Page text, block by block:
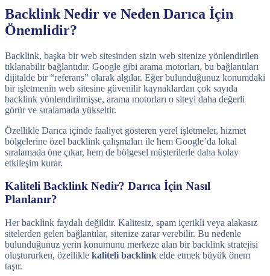
Backlink Nedir ve Neden Darıca İçin
Önemlidir?
Backlink, başka bir web sitesinden sizin web sitenize yönlendirilen
tıklanabilir bağlantıdır. Google gibi arama motorları, bu bağlantıları
dijitalde bir “referans” olarak algılar. Eğer bulunduğunuz konumdaki
bir işletmenin web sitesine güvenilir kaynaklardan çok sayıda
backlink yönlendirilmişse, arama motorları o siteyi daha değerli
görür ve sıralamada yükseltir.
Özellikle Darıca içinde faaliyet gösteren yerel işletmeler, hizmet
bölgelerine özel backlink çalışmaları ile hem Google’da lokal
sıralamada öne çıkar, hem de bölgesel müşterilerle daha kolay
etkileşim kurar.
Kaliteli Backlink Nedir? Darıca İçin Nasıl
Planlanır?
Her backlink faydalı değildir. Kalitesiz, spam içerikli veya alakasız
sitelerden gelen bağlantılar, sitenize zarar verebilir. Bu nedenle
bulunduğunuz yerin konumunu merkeze alan bir backlink stratejisi
oluştururken, özellikle kaliteli backlink elde etmek büyük önem
taşır.